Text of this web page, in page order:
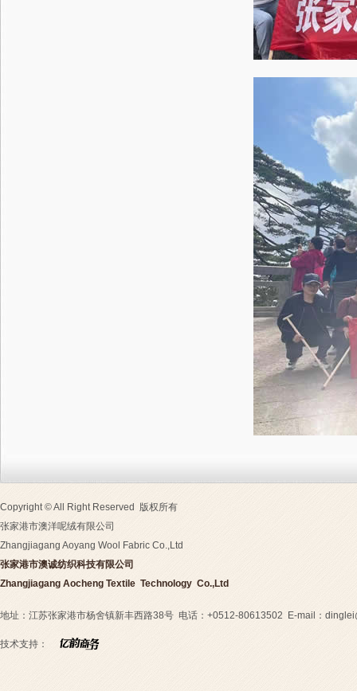
Copyright © All Right Reserved 版权所有
张家港市澳洋呢绒有限公司
Zhangjiagang Aoyang Wool Fabric Co.,Ltd
张家港市澳诚纺织科技有限公司
Zhangjiagang Aocheng Textile Technology Co.,Ltd
地址：江苏张家港市杨舍镇新丰西路38号 电话：+0512-80613502 E-mail：
技术支持：